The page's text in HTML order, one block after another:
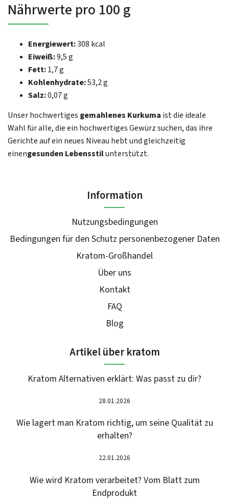
Nährwerte pro 100 g
Energiewert:308 kcal
Eiweiß:9,5 g
Fett:1,7 g
Kohlenhydrate:53,2 g
Salz:0,07 g
Unser hochwertiges gemahlenes Kurkuma ist die ideale
Wahl für alle, die ein hochwertiges Gewürz suchen, das ihre
Gerichte auf ein neues Niveau hebt und gleichzeitig
einengesunden Lebensstilunterstützt.
Information
Nutzungsbedingungen
Bedingungen für den Schutz personenbezogener Daten
Kratom-Großhandel
Über uns
Kontakt
FAQ
Blog
Artikel über kratom
Kratom Alternativen erklärt: Was passt zu dir?
28.01.2026
Wie lagert man Kratom richtig, um seine Qualität zu
erhalten?
22.01.2026
Wie wird Kratom verarbeitet? Vom Blatt zum
Endprodukt